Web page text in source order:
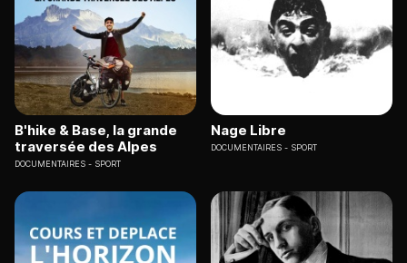
B'hike & Base, la grande
traversée des Alpes
DOCUMENTAIRES SPORT
Nage Libre
DOCUMENTAIRES SPORT